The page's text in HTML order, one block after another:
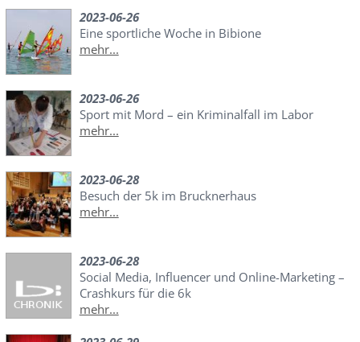
2023-06-26
Eine sportliche Woche in Bibione
mehr...
2023-06-26
Sport mit Mord – ein Kriminalfall im Labor
mehr...
2023-06-28
Besuch der 5k im Brucknerhaus
mehr...
2023-06-28
Social Media, Influencer und Online-Marketing –
Crashkurs für die 6k
mehr...